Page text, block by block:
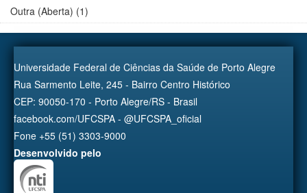
Outra (Aberta) (1)
Universidade Federal de Ciências da Saúde de Porto Alegre
Rua Sarmento Leite, 245 - Bairro Centro Histórico
CEP: 90050-170 - Porto Alegre/RS - Brasil
facebook.com/UFCSPA - @UFCSPA_oficial
Fone +55 (51) 3303-9000
Desenvolvido pelo